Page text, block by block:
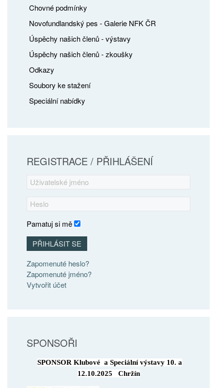
Chovné podmínky
Novofundlandský pes - Galerie NFK ČR
Úspěchy našich členů - výstavy
Úspěchy našich členů - zkoušky
Odkazy
Soubory ke stažení
Speciální nabídky
REGISTRACE / PŘIHLÁŠENÍ
Pamatuj si mě
PŘIHLÁSIT SE
Zapomenuté heslo?
Zapomenuté jméno?
Vytvořit účet
SPONSOŘI
SPONSOR Klubové a Speciální výstavy 10. a
12.10.2025 Chržín